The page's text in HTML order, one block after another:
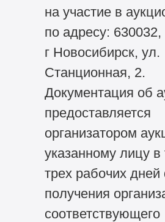
на участие в
по адресу: 630032,
г Новосибирск, ул.
Станционная, 2.
Документация об
предоставляется
организатором
указанному лицу в
трех рабочих дней
получения
соответствующего